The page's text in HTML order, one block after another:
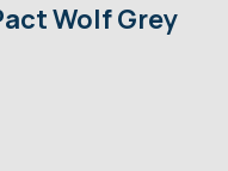
Wolf Grey